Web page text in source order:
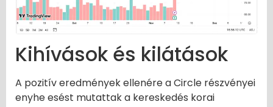
Kihívások és kilátások
A pozitív eredmények ellenére a Circle részvényei
enyhe esést mutattak a kereskedés korai